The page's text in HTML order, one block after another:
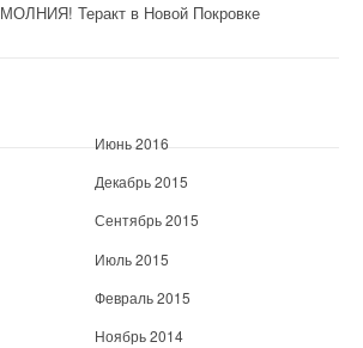
МОЛНИЯ! Теракт в Новой Покровке
Июнь 2016
Декабрь 2015
Сентябрь 2015
Июль 2015
Февраль 2015
Ноябрь 2014